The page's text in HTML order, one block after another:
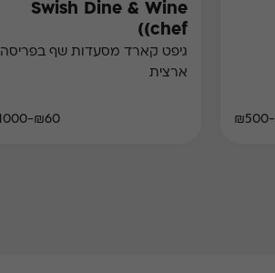
Swish Dine & Wine
(chef)
גיפט קארד מסעדות שף בפריסה
ארצית
₪60-₪1000